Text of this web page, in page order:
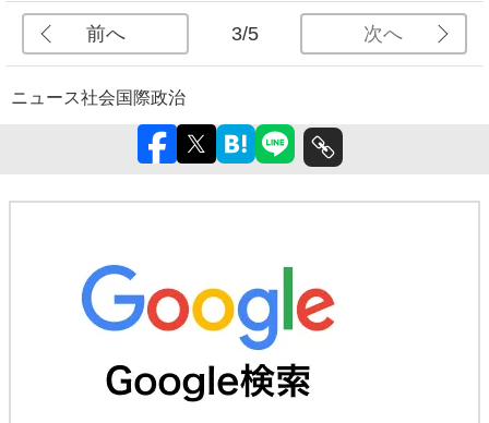
前へ 3/5 次へ
ニュース社会国際政治